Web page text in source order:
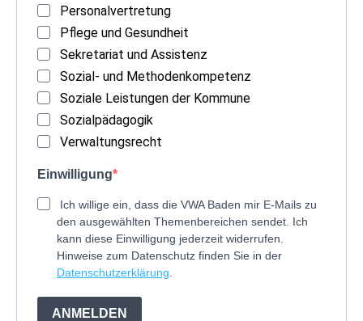
Personalvertretung
Pflege und Gesundheit
Sekretariat und Assistenz
Sozial- und Methodenkompetenz
Soziale Leistungen der Kommune
Sozialpädagogik
Verwaltungsrecht
Einwilligung
Ich willige ein, dass die VWA Baden mir E-Mails zu
den ausgewählten Themenbereichen sendet. Ich
kann diese Einwilligung jederzeit widerrufen.
Hinweise zum Datenschutz finden Sie in der
Datenschutzerklärung.
ANMELDEN